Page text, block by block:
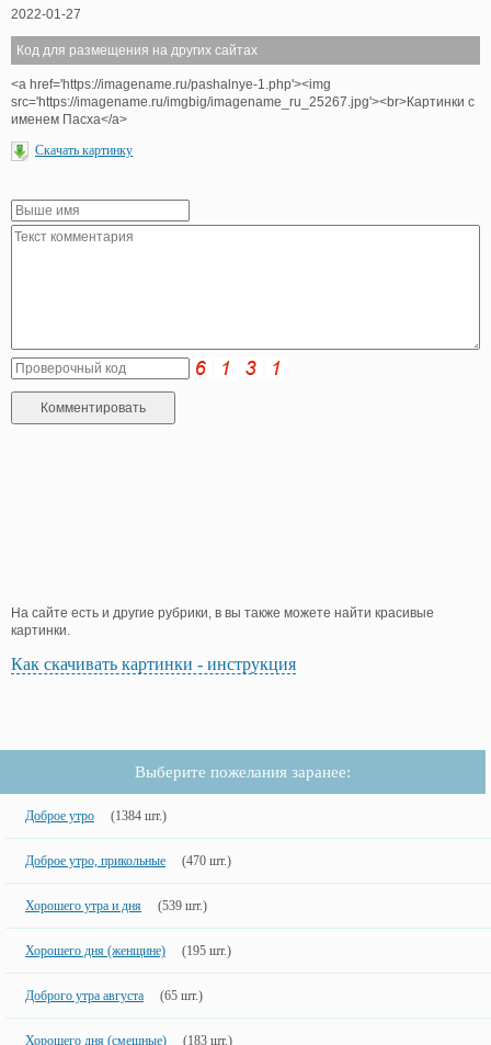
2022-01-27
Код для размещения на других сайтах
<a href='https://imagename.ru/pashalnye-1.php'><img
src='https://imagename.ru/imgbig/imagename_ru_25267.jpg'><br>Картинки с
именем Пасха</a>
Скачать картинку
На сайте есть и другие рубрики, в вы также можете найти красивые
картинки.
Как скачивать картинки - инструкция
Выберите пожелания заранее:
Доброе утро (1384 шт.)
Доброе утро, прикольные (470 шт.)
Хорошего утра и дня (539 шт.)
Хорошего дня (женщине) (195 шт.)
Доброго утра августа (65 шт.)
Хорошего дня (смешные) (183 шт.)